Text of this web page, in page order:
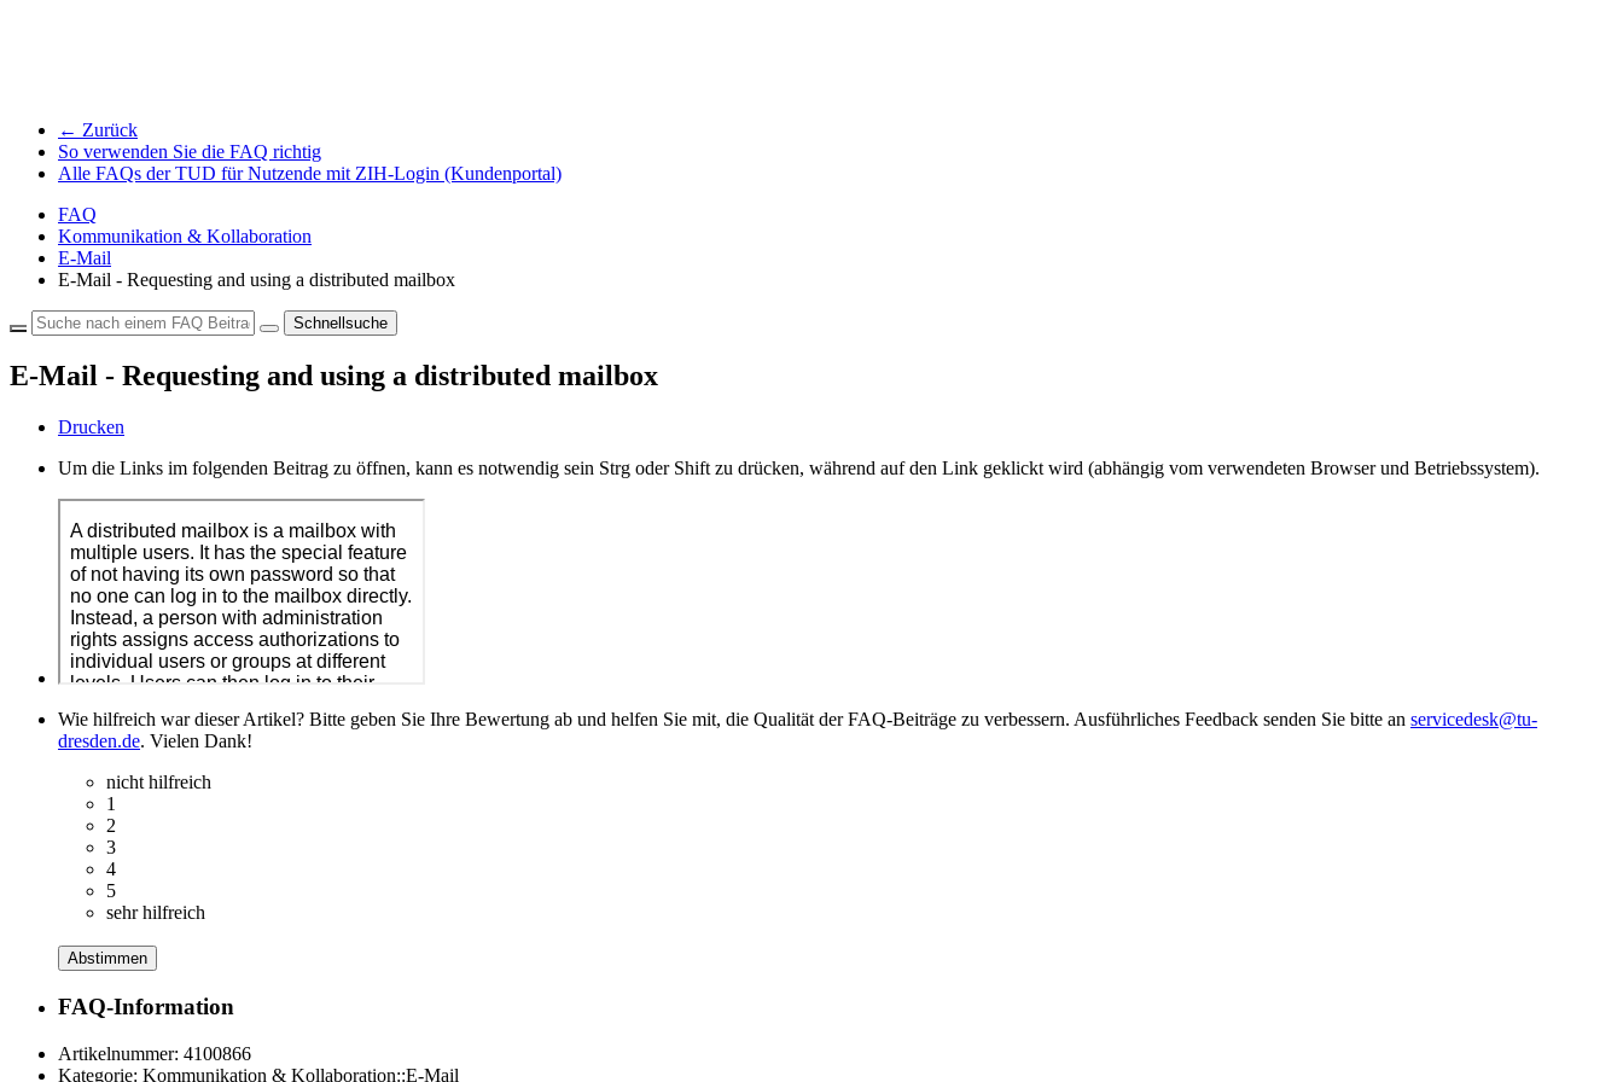
← Zurück
So verwenden Sie die FAQ richtig
Alle FAQs der TUD für Nutzende mit ZIH-Login (Kundenportal)
FAQ
Kommunikation & Kollaboration
E-Mail
E-Mail - Requesting and using a distributed mailbox
Schnellsuche
E-Mail - Requesting and using a distributed mailbox
Drucken
Um die Links im folgenden Beitrag zu öffnen, kann es notwendig sein Strg oder Shift zu drücken, während auf den Link geklickt wird (abhängig vom verwendeten Browser und Betriebssystem).
Wie hilfreich war dieser Artikel? Bitte geben Sie Ihre Bewertung ab und helfen Sie mit, die Qualität der FAQ-Beiträge zu verbessern. Ausführliches Feedback senden Sie bitte an servicedesk@tu-
dresden.de. Vielen Dank!
nicht hilfreich
1
2
3
4
5
sehr hilfreich
Abstimmen
FAQ-Information
Artikelnummer: 4100866
Kategorie: Kommunikation & Kollaboration::E-Mail